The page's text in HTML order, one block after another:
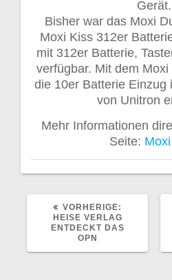
Gerät.
Bisher war das Moxi
Moxi Kiss 312er
mit 312er Batterie,
verfügbar. Mit dem
die 10er Batterie Einzug
von Unitron
Mehr Informationen
Seite:
VORHERIGE:
BEITRAG:
HEISE VERLAG
ENTDECKT DAS
OPN